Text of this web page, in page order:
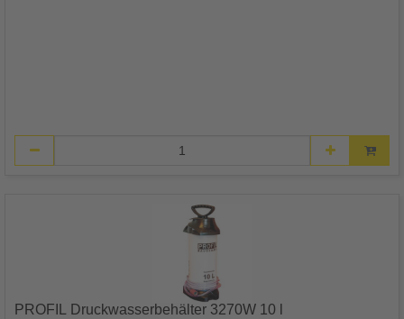
PROFIL Druckwasserbehälter 3270W 10 l